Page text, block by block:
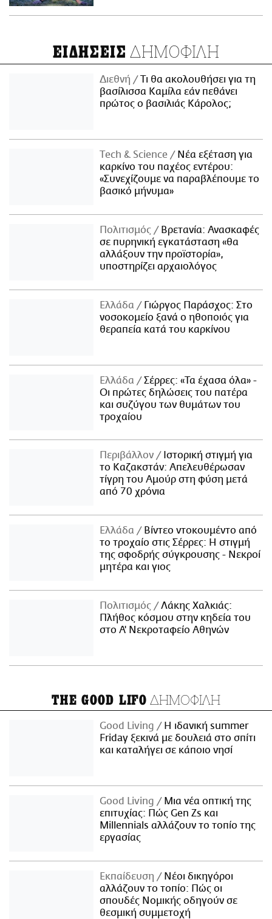
ΕΙΔΗΣΕΙΣ ΔΗΜΟΦΙΛΗ
Διεθνή
Τι θα ακολουθήσει για τη
βασίλισσα Καμίλα εάν πεθάνει
πρώτος ο βασιλιάς Κάρολος;
Τech & Science
Νέα εξέταση για
καρκίνο του παχέος εντέρου:
«Συνεχίζουμε να παραβλέπουμε το
βασικό μήνυμα»
Πολιτισμός
Βρετανία: Ανασκαφές
σε πυρηνική εγκατάσταση «θα
αλλάξουν την προϊστορία»,
υποστηρίζει αρχαιολόγος
Ελλάδα
Γιώργος Παράσχος: Στο
νοσοκομείο ξανά ο ηθοποιός για
θεραπεία κατά του καρκίνου
Ελλάδα
Σέρρες: «Τα έχασα όλα» -
Οι πρώτες δηλώσεις του πατέρα
και συζύγου των θυμάτων του
τροχαίου
Περιβάλλον
Ιστορική στιγμή για
το Καζακστάν: Απελευθέρωσαν
τίγρη του Αμούρ στη φύση μετά
από 70 χρόνια
Ελλάδα
Βίντεο ντοκουμέντο από
το τροχαίο στις Σέρρες: Η στιγμή
της σφοδρής σύγκρουσης - Νεκροί
μητέρα και γιος
Πολιτισμός
Λάκης Χαλκιάς:
Πλήθος κόσμου στην κηδεία του
στο Α' Νεκροταφείο Αθηνών
THE GOOD LIFO ΔΗΜΟΦΙΛΗ
Good Living
Η ιδανική summer
Friday ξεκινά με δουλειά στο σπίτι
και καταλήγει σε κάποιο νησί
Good Living
Μια νέα οπτική της
επιτυχίας: Πώς Gen Zs και
Millennials αλλάζουν το τοπίο της
εργασίας
Εκπαίδευση
Νέοι δικηγόροι
αλλάζουν το τοπίο: Πώς οι
σπουδές Νομικής οδηγούν σε
θεσμική συμμετοχή